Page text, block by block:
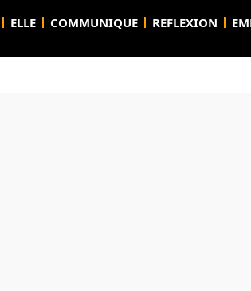
ELLE COMMUNIQUE REFLEXION